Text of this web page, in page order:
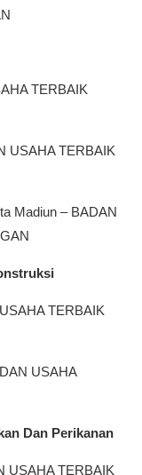
TERBAIK
USAHA TERBAIK
Madiun – BADAN
TERBAIK
USAHA
Dan Perikanan
USAHA TERBAIK